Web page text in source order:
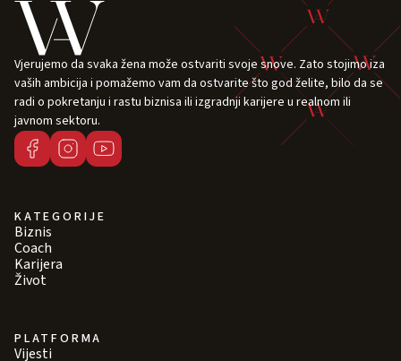
Vjerujemo da svaka žena može ostvariti svoje snove. Zato stojimo iza
vaših ambicija i pomažemo vam da ostvarite što god želite, bilo da se
radi o pokretanju i rastu biznisa ili izgradnji karijere u realnom ili
javnom sektoru.
KATEGORIJE
Biznis
Coach
Karijera
Život
PLATFORMA
Vijesti